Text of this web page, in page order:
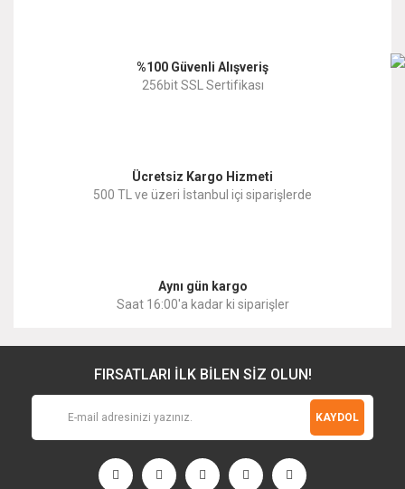
Ürün fiyatı diğer sitelerden daha pahalı.
%100 Güvenli Alışveriş
256bit SSL Sertifikası
Ücretsiz Kargo Hizmeti
500 TL ve üzeri İstanbul içi siparişlerde
Aynı gün kargo
Saat 16:00'a kadar ki siparişler
FIRSATLARI İLK BİLEN SİZ OLUN!
KAYDOL